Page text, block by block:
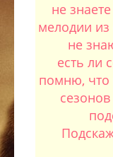
не
мелодии
не
есть ли
помню, что